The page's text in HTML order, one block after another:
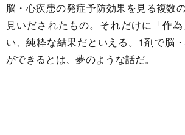
脳・心疾患の発症予防効果を見る複数
見いだされたもの。それだけに「作
い、純粋な結果だといえる。1剤で脳
ができるとは、夢のような話だ。